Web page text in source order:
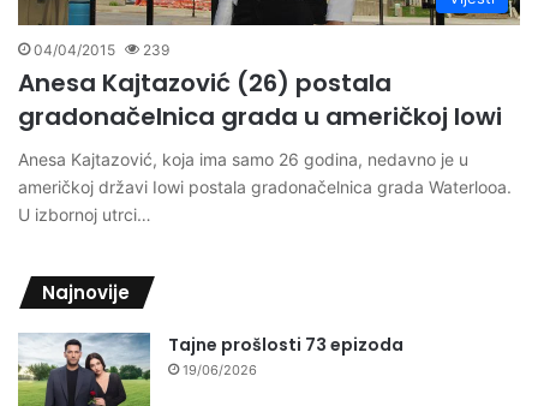
04/04/2015 239
Anesa Kajtazović (26) postala
gradonačelnica grada u američkoj Iowi
Anesa Kajtazović, koja ima samo 26 godina, nedavno je u
američkoj državi Iowi postala gradonačelnica grada Waterlooa.
U izbornoj utrci…
Najnovije
Tajne prošlosti 73 epizoda
19/06/2026